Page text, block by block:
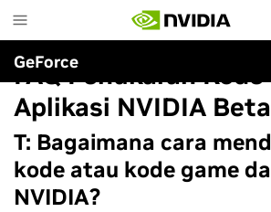
to
main
content
GeForce
FAQ Penukaran
Aplikasi NVIDIA Beta
T: Bagaimana cara
kode atau kode game
NVIDIA?